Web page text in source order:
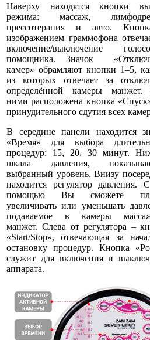
Наверху находятся кнопки
режима: массаж,
прессотерапия и авто.
изображением граммофона
включение/выключение
помощника. Значок
камер» обрамляют кнопки 1–5,
из которых отвечает за
определённой камеры
ними расположена кнопка
принудительного сдутия всех
В середине панели находится
«Время» для выбора
процедур: 15, 20, 30 минут.
шкала давления,
выбранный уровень. Внизу
находится регулятор давления.
помощью Вы сможете
увеличивать или уменьшать
подаваемое в камеры
манжет. Слева от регулятора –
«Start/Stop», отвечающая за
остановку процедур. Кнопка
служит для включения и
аппарата.